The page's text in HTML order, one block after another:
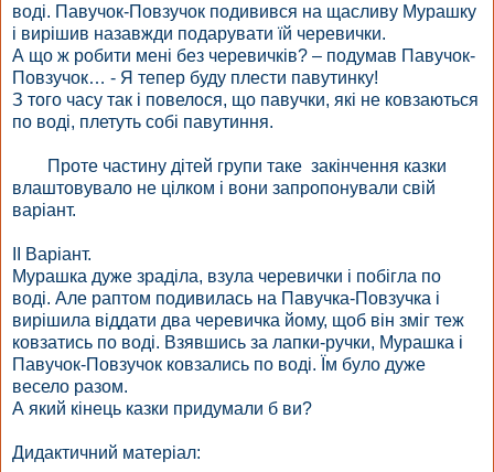
воді. Павучок-Повзучок подивився на щасливу Мурашку
і вирішив назавжди подарувати їй черевички.
А що ж робити мені без черевичків? – подумав Павучок-
Повзучок… - Я тепер буду плести павутинку!
З того часу так і повелося, що павучки, які не ковзаються
по воді, плетуть собі павутиння.
Проте частину дітей групи таке закінчення казки
влаштовувало не цілком і вони запропонували свій
варіант.
II Варіант.
Мурашка дуже зраділа, взула черевички і побігла по
воді. Але раптом подивилась на Павучка-Повзучка і
вирішила віддати два черевичка йому, щоб він зміг теж
ковзатись по воді. Взявшись за лапки-ручки, Мурашка і
Павучок-Повзучок ковзались по воді. Їм було дуже
весело разом.
А який кінець казки придумали б ви?
Дидактичний матеріал: